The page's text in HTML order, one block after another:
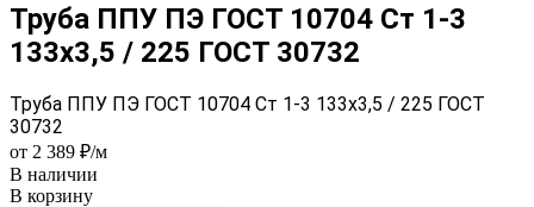
Труба ППУ ПЭ ГОСТ 10704 Ст 1-3
133x3,5 / 225 ГОСТ 30732
Труба ППУ ПЭ ГОСТ 10704 Ст 1-3 133x3,5 / 225 ГОСТ
30732
от 2 389 ₽/м
В наличии
В корзину